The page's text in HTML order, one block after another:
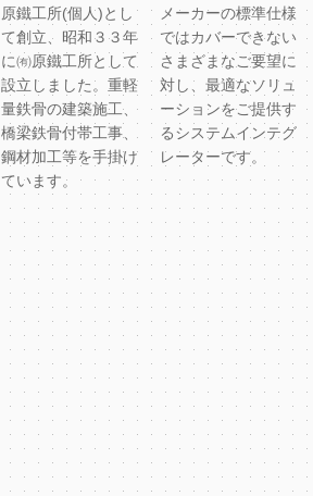
原鐵工所(個人)とし
て創立、昭和３３年
に㈲原鐵工所として
設立しました。重軽
量鉄骨の建築施工、
橋梁鉄骨付帯工事、
鋼材加工等を手掛け
ています。
メーカーの標準仕様
ではカバーできない
さまざまなご要望に
対し、最適なソリュ
ーションをご提供す
るシステムインテグ
レーターです。